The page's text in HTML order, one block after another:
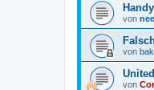
von
von
von